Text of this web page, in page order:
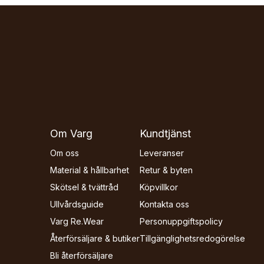
Om Varg
Om oss
Material & hållbarhet
Skötsel & tvättråd
Ullvårdsguide
Varg Re.Wear
Återförsäljare & butiker
Bli återförsäljare
Kundtjänst
Leveranser
Retur & byten
Köpvillkor
Kontakta oss
Personuppgiftspolicy
Tillgänglighets­redogörelse